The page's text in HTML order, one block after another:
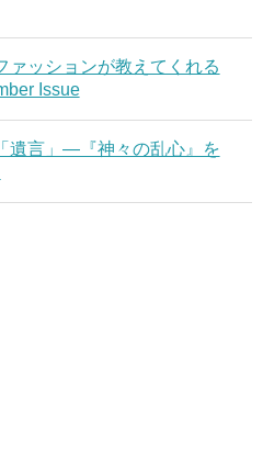
ァッションが教えてくれる
Issue
遺言」―『神々の乱心』を